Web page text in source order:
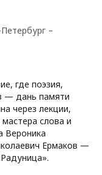
–
где поэзия,
— дань памяти
через лекции,
слова и
Вероника
Ермаков —